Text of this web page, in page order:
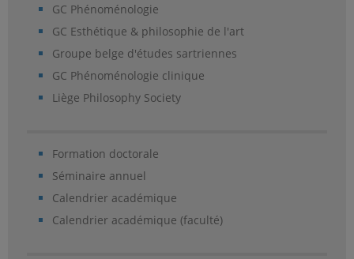
GC Phénoménologie
GC Esthétique & philosophie de l'art
Groupe belge d'études sartriennes
GC Phénoménologie clinique
Liège Philosophy Society
Formation doctorale
Séminaire annuel
Calendrier académique
Calendrier académique (faculté)